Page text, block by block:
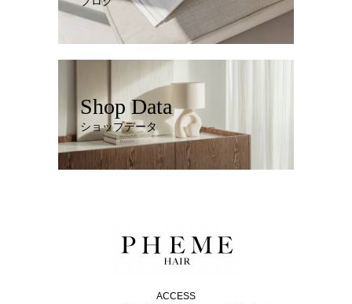
Shop Data
ショップデータ
ACCESS